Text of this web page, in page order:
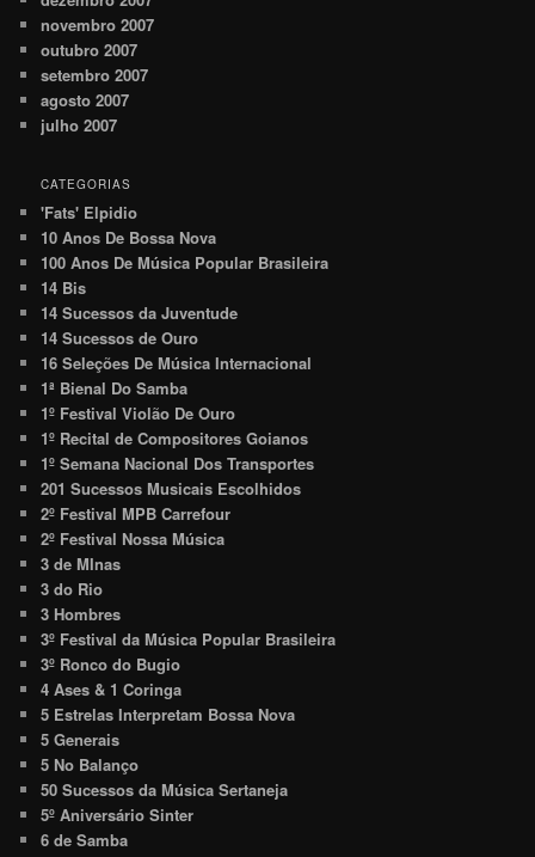
novembro 2007
outubro 2007
setembro 2007
agosto 2007
julho 2007
CATEGORIAS
'Fats' Elpidio
10 Anos De Bossa Nova
100 Anos De Música Popular Brasileira
14 Bis
14 Sucessos da Juventude
14 Sucessos de Ouro
16 Seleções De Música Internacional
1ª Bienal Do Samba
1º Festival Violão De Ouro
1º Recital de Compositores Goianos
1º Semana Nacional Dos Transportes
201 Sucessos Musicais Escolhidos
2º Festival MPB Carrefour
2º Festival Nossa Música
3 de MInas
3 do Rio
3 Hombres
3º Festival da Música Popular Brasileira
3º Ronco do Bugio
4 Ases & 1 Coringa
5 Estrelas Interpretam Bossa Nova
5 Generais
5 No Balanço
50 Sucessos da Música Sertaneja
5º Aniversário Sinter
6 de Samba